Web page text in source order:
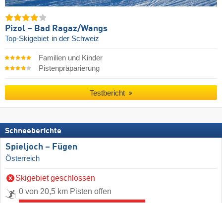
Pizol – Bad Ragaz/​Wangs
Top-Skigebiet in der Schweiz
Familien und Kinder
Pistenpräparierung
Testbericht
Schneeberichte
Spieljoch – Fügen
Österreich
Skigebiet geschlossen
0 von 20,5 km Pisten offen